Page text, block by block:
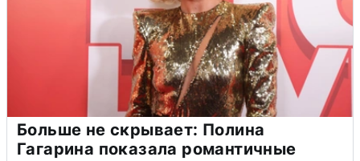
Больше не скрывает: Полина
Гагарина показала романтичные